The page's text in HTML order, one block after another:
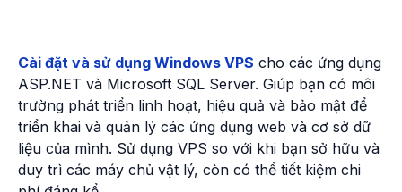
Cài đặt và sử dụng Windows VPS cho các ứng dụng
ASP.NET và Microsoft SQL Server. Giúp bạn có môi
trường phát triển linh hoạt, hiệu quả và bảo mật để
triển khai và quản lý các ứng dụng web và cơ sở dữ
liệu của mình. Sử dụng VPS so với khi bạn sở hữu và
duy trì các máy chủ vật lý, còn có thể tiết kiệm chi